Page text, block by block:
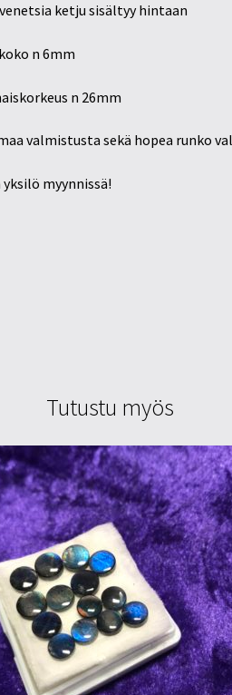
ketju sisältyy hintaan
n 6mm
n 26mm
valmistusta sekä hopea runko
yksilö myynnissä!
Tutustu myös